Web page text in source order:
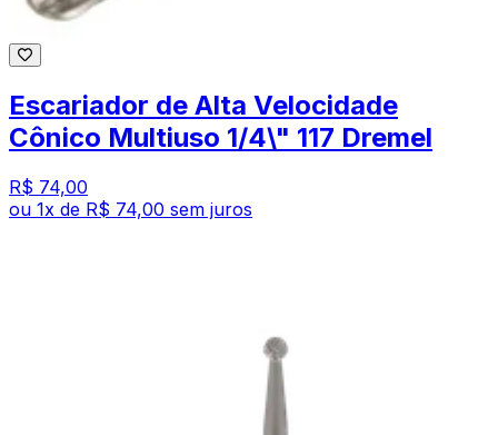
Escariador de Alta Velocidade
Cônico Multiuso 1/4\" 117 Dremel
R$ 74,00
ou 1x de R$ 74,00 sem juros